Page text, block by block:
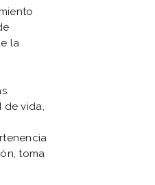
la
de vida,
toma